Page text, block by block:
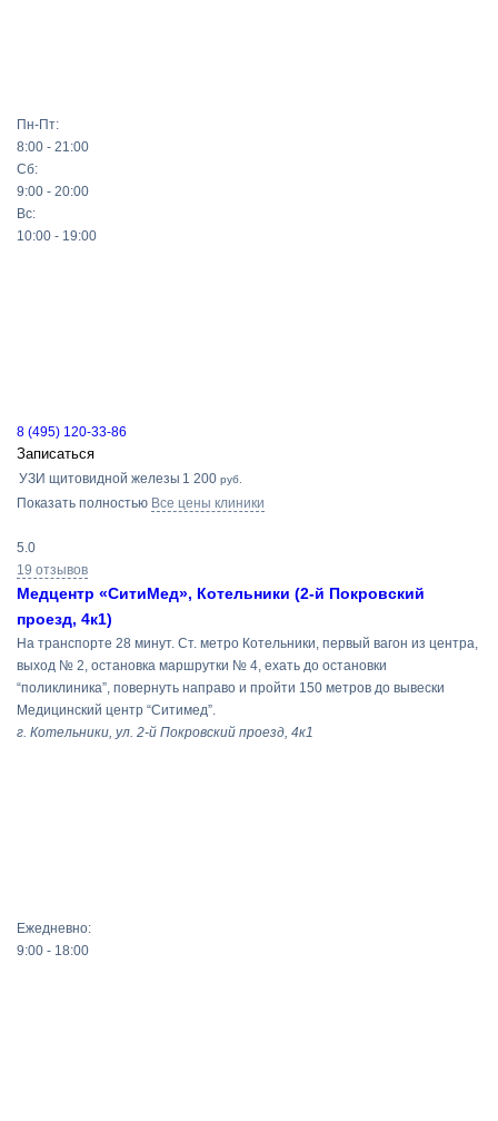
Пн-Пт:
8:00 - 21:00
Сб:
9:00 - 20:00
Вс:
10:00 - 19:00
8 (495) 120-33-86
Записаться
УЗИ щитовидной железы 1 200 руб.
Показать полностью Все цены клиники
5.0
19 отзывов
Медцентр «СитиМед», Котельники (2-й Покровский
проезд, 4к1)
На транспорте 28 минут. Ст. метро Котельники, первый вагон из центра,
выход № 2, остановка маршрутки № 4, ехать до остановки
“поликлиника”, повернуть направо и пройти 150 метров до вывески
Медицинский центр “Ситимед”.
г. Котельники, ул. 2-й Покровский проезд, 4к1
Ежедневно:
9:00 - 18:00